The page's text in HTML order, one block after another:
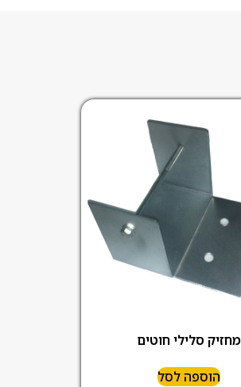
מחזיק סלילי חוטים
הוספה לסל